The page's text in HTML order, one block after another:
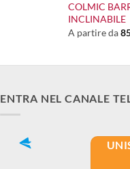
COLMIC
INCLINABILE
A partire da
ENTRA NEL CANALE